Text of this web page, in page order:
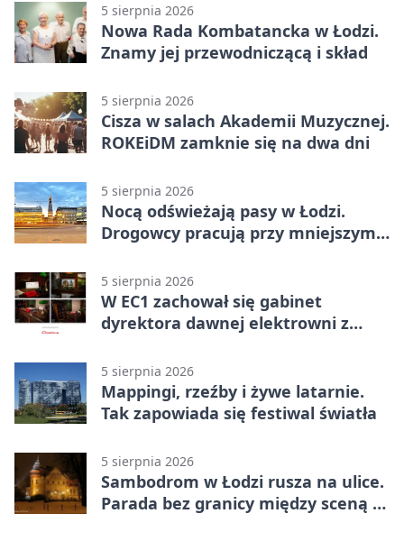
5 sierpnia 2026
Nowa Rada Kombatancka w Łodzi.
Znamy jej przewodniczącą i skład
5 sierpnia 2026
Cisza w salach Akademii Muzycznej.
ROKEiDM zamknie się na dwa dni
5 sierpnia 2026
Nocą odświeżają pasy w Łodzi.
Drogowcy pracują przy mniejszym
5 sierpnia 2026
W EC1 zachował się gabinet
dyrektora dawnej elektrowni z
5 sierpnia 2026
Mappingi, rzeźby i żywe latarnie.
Tak zapowiada się festiwal światła
5 sierpnia 2026
Sambodrom w Łodzi rusza na ulice.
Parada bez granicy między sceną a